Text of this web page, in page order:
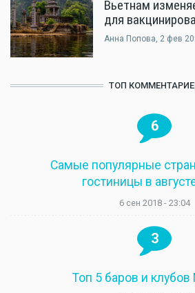
Вьетнам
для
Анна Попова, 2 фев
ТОП
6
Самые популярные
гостиницы в
6 сен 2018 - 23:04
3
Топ 5 баров и